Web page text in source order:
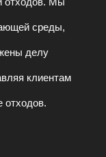
среды,
делу
клиентам
отходов.